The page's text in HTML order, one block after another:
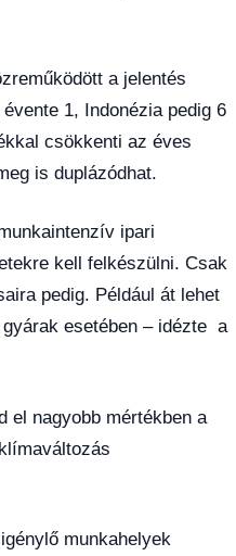
a jelentés
1, Indonézia pedig 6
csökkenti az éves
is duplázódhat.
ipari
kell felkészülni. Csak
pedig. Például át lehet
esetében – idézte a
el nagyobb mértékben a
munkahelyek